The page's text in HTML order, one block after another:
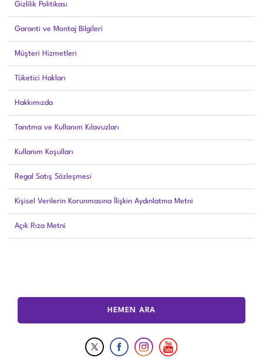
Gizlilik Politikası
Garanti ve Montaj Bilgileri
Müşteri Hizmetleri
Tüketici Hakları
Hakkımızda
Tanıtma ve Kullanım Kılavuzları
Kullanım Koşulları
Regal Satış Sözleşmesi
Kişisel Verilerin Korunmasına İlişkin Aydınlatma Metni
Açık Rıza Metni
HEMEN ARA